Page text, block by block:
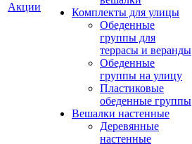
Акции
Комплекты для улицы
Обеденные
группы для
террасы и веранды
Обеденные
группы на улицу
Пластиковые
обеденные группы
Вешалки настенные
Деревянные
настенные